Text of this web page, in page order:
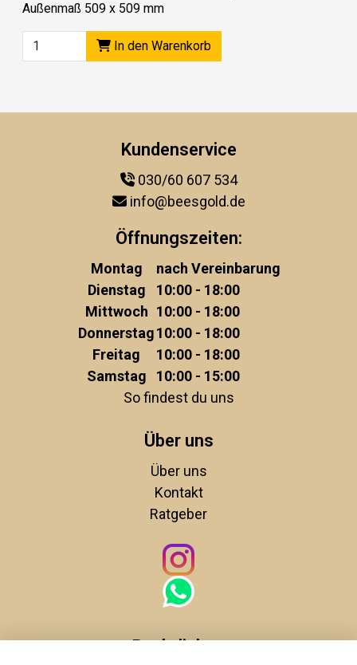
Außenmaß 509 x 509 mm
In den Warenkorb
Kundenservice
030/60 607 534
info@beesgold.de
Öffnungszeiten:
Montag
nach Vereinbarung
Dienstag
10:00 - 18:00
Mittwoch 10:00 - 18:00
Donnerstag10:00 - 18:00
Freitag
10:00 - 18:00
Samstag
10:00 - 15:00
So findest du uns
Über uns
Über uns
Kontakt
Ratgeber
Rechtliches